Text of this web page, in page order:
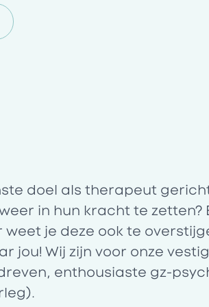
doel als therapeut
in hun kracht te zetten?
je deze ook te
jou! Wij zijn voor onze
enthousiaste gz-